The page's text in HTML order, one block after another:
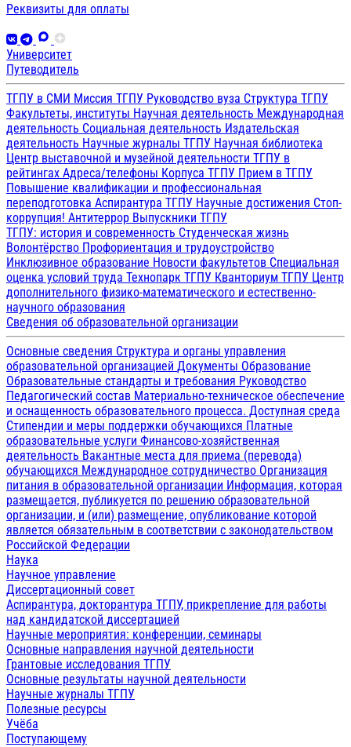
Реквизиты для оплаты
Университет
Путеводитель
ТГПУ в СМИ Миссия ТГПУ Руководство вуза Структура ТГПУ
Факультеты, институты Научная деятельность Международная
деятельность Социальная деятельность Издательская
деятельность Научные журналы ТГПУ Научная библиотека
Центр выставочной и музейной деятельности ТГПУ в
рейтингах Адреса/телефоны Корпуса ТГПУ Прием в ТГПУ
Повышение квалификации и профессиональная
переподготовка Аспирантура ТГПУ Научные достижения Стоп-
коррупция! Антитеррор Выпускники ТГПУ
ТГПУ: история и современность Студенческая жизнь
Волонтёрство Профориентация и трудоустройство
Инклюзивное образование Новости факультетов Специальная
оценка условий труда Технопарк ТГПУ Кванториум ТГПУ Центр
дополнительного физико-математического и естественно-
научного образования
Сведения об образовательной организации
Основные сведения Структура и органы управления
образовательной организацией Документы Образование
Образовательные стандарты и требования Руководство
Педагогический состав Материально-техническое обеспечение
и оснащенность образовательного процесса. Доступная среда
Стипендии и меры поддержки обучающихся Платные
образовательные услуги Финансово-хозяйственная
деятельность Вакантные места для приема (перевода)
обучающихся Международное сотрудничество Организация
питания в образовательной организации Информация, которая
размещается, публикуется по решению образовательной
организации, и (или) размещение, опубликование которой
является обязательным в соответствии с законодательством
Российской Федерации
Наука
Научное управление
Диссертационный совет
Аспирантура, докторантура ТГПУ, прикрепление для работы
над кандидатской диссертацией
Научные мероприятия: конференции, семинары
Основные направления научной деятельности
Грантовые исследования ТГПУ
Основные результаты научной деятельности
Научные журналы ТГПУ
Полезные ресурсы
Учёба
Поступающему